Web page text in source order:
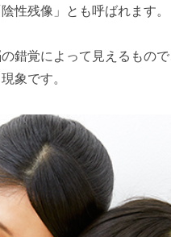
性残像」とも呼ばれます。
錯覚によって見えるもの
象です。